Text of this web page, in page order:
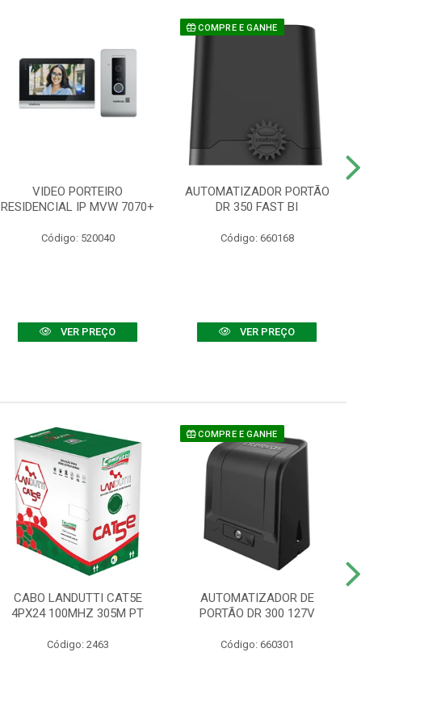
VIDEO PORTEIRO
RESIDENCIAL IP MVW 7070+
Código: 520040
VER PREÇO
COMPRE E GANHE
AUTOMATIZADOR PORTÃO
DR 350 FAST BI
Código: 660168
VER PREÇO
CABO LANDUTTI CAT5E
4PX24 100MHZ 305M PT
Código: 2463
COMPRE E GANHE
AUTOMATIZADOR DE
PORTÃO DR 300 127V
Código: 660301